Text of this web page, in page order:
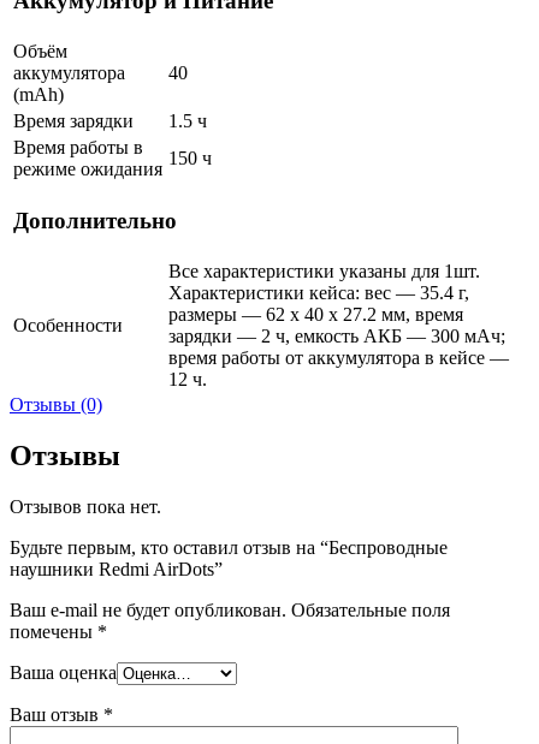
Объём
аккумулятора
(mAh)
40
Время зарядки
1.5 ч
Время работы в
режиме ожидания
150 ч
Дополнительно
Особенности
Все характеристики указаны для 1шт.
Характеристики кейса: вес — 35.4 г,
размеры — 62 х 40 х 27.2 мм, время
зарядки — 2 ч, емкость АКБ — 300 мАч;
время работы от аккумулятора в кейсе —
12 ч.
Отзывы (0)
Отзывы
Отзывов пока нет.
Будьте первым, кто оставил отзыв на “Беспроводные
наушники Redmi AirDots”
Ваш e-mail не будет опубликован. Обязательные поля
помечены *
Ваша оценка
Ваш отзыв *